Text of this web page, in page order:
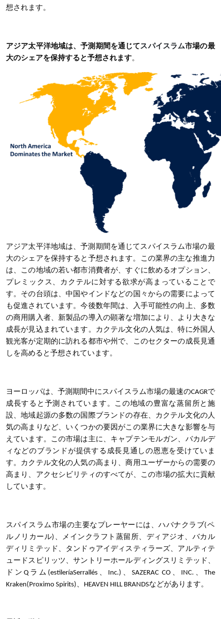
想されます。
アジア太平洋地域は、予測期間を通じて スパイスラム市場の最
大のシェアを保持すると予想されます。
アジア太平洋地域は、予測期間を通じて スパイスラム 市場の最
大のシェアを保持すると予想されます。この業界の主な推進力
は、この地域の若い都市消費者が、すぐに飲めるオプション、
プレミックス、カクテルに対する欲求が高まっていることで
す。その台頭は、中国やインドなどの国々からの需要によって
も促進されています。今後数年間は、入手可能性の向上、多数
の商用購入者、新製品の導入の顕著な増加により、より大きな
成長が見込まれています。カクテル文化の人気は、特に外国人
観光客が定期的に訪れる都市や州で、このセクターの成長見通
しを高めると予想されています。
ヨーロッパは、予測期間中にスパイスラム市場の最速のCAGRで
成長すると予測されています 。この地域の豊富な蒸留所と施
設、地域起源の多数の国際ブランドの存在、カクテル文化の人
気の高まりなど、いくつかの要因がこの業界に大きな影響を与
えています。この市場は主に、キャプテンモルガン、バカルデ
ィなどのブランドが提供する成長見通しの恩恵を受けていま
す。カクテル文化の人気の高まり、商用ユーザーからの需要の
高まり、アクセシビリティのすべてが、この市場の拡大に貢献
しています。
スパイスラム市場の主要なプレーヤー には、ハバナクラブ (ペ
ルノリカール)、メインクラフト蒸留所、ディアジオ、バカル
ディリミテッド、タンドゥアイディスティラーズ、アルティテ
ュードスピリッツ、サントリーホールディングスリミテッド、
ドンQラム(estileríaSerrallés、Inc.)、SAZERAC CO、INC.、The
Kraken(Proximo Spirits)、HEAVEN HILL BRANDSなどがあります。